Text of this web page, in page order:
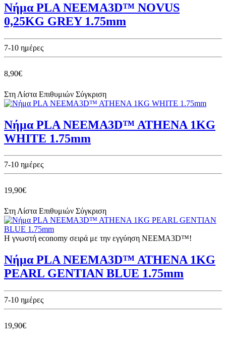
Νήμα PLA NEEMA3D™ NOVUS
0,25KG GREY 1.75mm
7-10 ημέρες
8,90€
Στη Λίστα Επιθυμιών Σύγκριση
Νήμα PLA NEEMA3D™ ATHENA 1KG
WHITE 1.75mm
7-10 ημέρες
19,90€
Στη Λίστα Επιθυμιών Σύγκριση
Η γνωστή economy σειρά με την εγγύηση NEEMA3D™!
Νήμα PLA NEEMA3D™ ATHENA 1KG
PEARL GENTIAN BLUE 1.75mm
7-10 ημέρες
19,90€